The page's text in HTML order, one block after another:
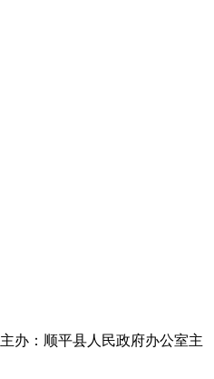
主办：顺平县人民政府办公室主